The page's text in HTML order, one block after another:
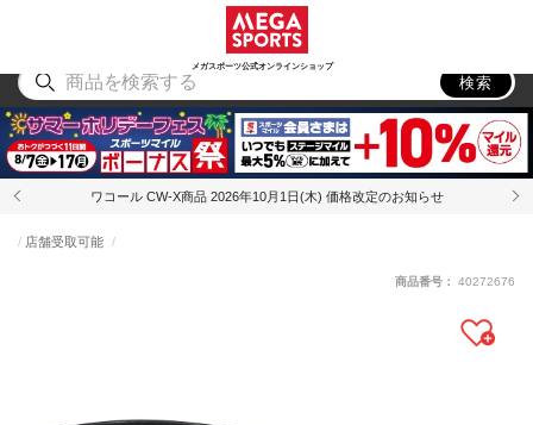
メガスポーツ公式オンラインショップ
アウトドア
検索
ワコール CW-X商品 2026年10月1日(木) 価格改定のお知らせ
店舗受取可能
商品番号： 40272676